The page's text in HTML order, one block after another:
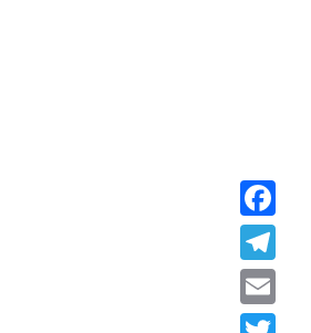
Telegram
Email